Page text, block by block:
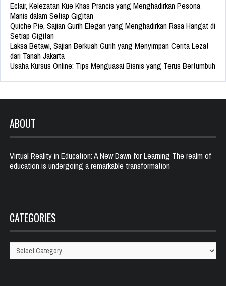
Eclair, Kelezatan Kue Khas Prancis yang Menghadirkan Pesona
Manis dalam Setiap Gigitan
Quiche Pie, Sajian Gurih Elegan yang Menghadirkan Rasa Hangat di
Setiap Gigitan
Laksa Betawi, Sajian Berkuah Gurih yang Menyimpan Cerita Lezat
dari Tanah Jakarta
Usaha Kursus Online: Tips Menguasai Bisnis yang Terus Bertumbuh
ABOUT
Virtual Reality in Education: A New Dawn for Learning The realm of
education is undergoing a remarkable transformation
CATEGORIES
Categories